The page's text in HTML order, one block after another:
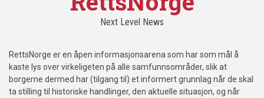
Next Level News
RettsNorge er en åpen informasjonsarena som har som mål å
kaste lys over virkeligeten på alle samfunnsområder, slik at
borgerne dermed har (tilgang til) et informert grunnlag når de skal
ta stilling til historiske handlinger, den aktuelle situasjon, og når